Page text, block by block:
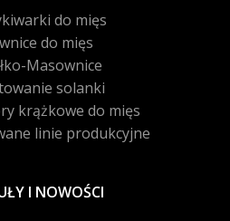
do mięs
do mięs
Masownice
solanki
krążkowe do mięs
linie produkcyjne
I NOWOŚCI